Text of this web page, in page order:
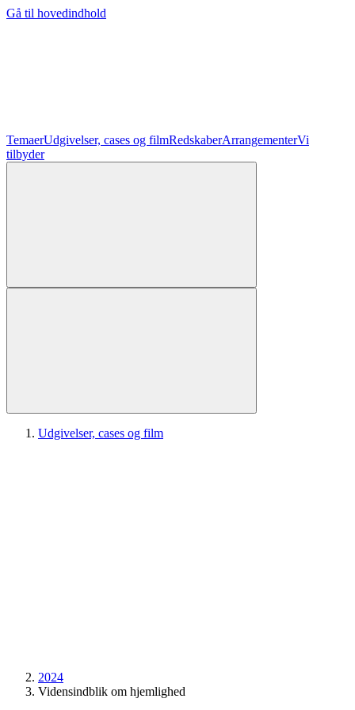
Gå til hovedindhold
TemaerUdgivelser, cases og filmRedskaberArrangementerVi
tilbyder
Udgivelser, cases og film
2024
Vidensindblik om hjemlighed